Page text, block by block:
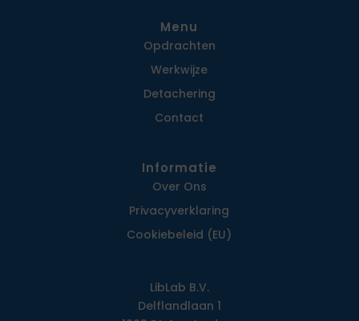
Menu
Opdrachten
Werkwijze
Detachering
Contact
Informatie
Over Ons
Privacy­verklaring
Cookiebeleid (EU)
LibLab B.V.
Delflandlaan 1